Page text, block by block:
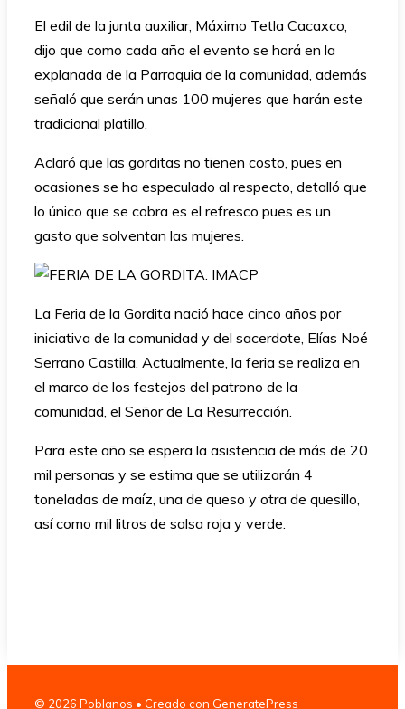
El edil de la junta auxiliar, Máximo Tetla Cacaxco,
dijo que como cada año el evento se hará en la
explanada de la Parroquia de la comunidad, además
señaló que serán unas 100 mujeres que harán este
tradicional platillo.
Aclaró que las gorditas no tienen costo, pues en
ocasiones se ha especulado al respecto, detalló que
lo único que se cobra es el refresco pues es un
gasto que solventan las mujeres.
La Feria de la Gordita nació hace cinco años por
iniciativa de la comunidad y del sacerdote, Elías Noé
Serrano Castilla. Actualmente, la feria se realiza en
el marco de los festejos del patrono de la
comunidad, el Señor de La Resurrección.
Para este año se espera la asistencia de más de 20
mil personas y se estima que se utilizarán 4
toneladas de maíz, una de queso y otra de quesillo,
así como mil litros de salsa roja y verde.
© 2026 Poblanos • Creado con GeneratePress